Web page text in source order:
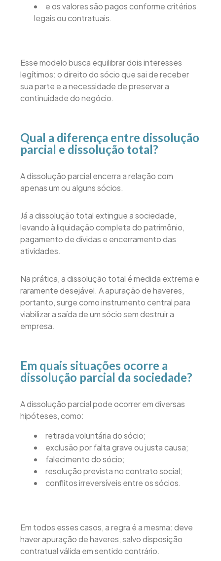
e os valores são pagos conforme critérios
legais ou contratuais.
Esse modelo busca equilibrar dois interesses
legítimos: o direito do sócio que sai de receber
sua parte e a necessidade de preservar a
continuidade do negócio.
Qual a diferença entre dissolução
parcial e dissolução total?
A dissolução parcial encerra a relação com
apenas um ou alguns sócios.
Já a dissolução total extingue a sociedade,
levando à liquidação completa do patrimônio,
pagamento de dívidas e encerramento das
atividades.
Na prática, a dissolução total é medida extrema e
raramente desejável. A apuração de haveres,
portanto, surge como instrumento central para
viabilizar a saída de um sócio sem destruir a
empresa.
Em quais situações ocorre a
dissolução parcial da sociedade?
A dissolução parcial pode ocorrer em diversas
hipóteses, como:
retirada voluntária do sócio;
exclusão por falta grave ou justa causa;
falecimento do sócio;
resolução prevista no contrato social;
conflitos irreversíveis entre os sócios.
Em todos esses casos, a regra é a mesma: deve
haver apuração de haveres, salvo disposição
contratual válida em sentido contrário.